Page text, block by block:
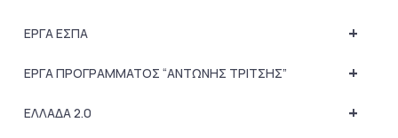
+
ΕΡΓΑ ΕΣΠΑ
+
ΕΡΓΑ ΠΡΟΓΡΑΜΜΑΤΟΣ “ΑΝΤΩΝΗΣ ΤΡΙΤΣΗΣ”
+
ΕΛΛΑΔΑ 2.0